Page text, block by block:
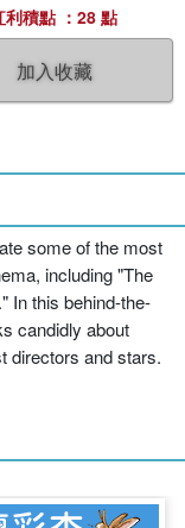
加入收藏
利積點 ：28 點
some of the most
including "The
In this behind-the-
candidly about
directors and stars.